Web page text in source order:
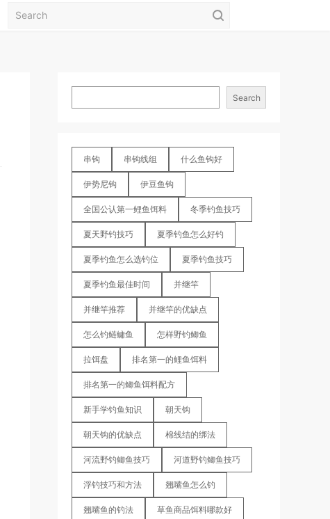
Search
串钩 串钩线组 什么鱼钩好
伊势尼钩 伊豆鱼钩
全国公认第一鲤鱼饵料 冬季钓鱼技巧
夏天野钓技巧 夏季钓鱼怎么好钓
夏季钓鱼怎么选钓位 夏季钓鱼技巧
夏季钓鱼最佳时间 并继竿
并继竿推荐 并继竿的优缺点
怎么钓鲢鳙鱼 怎样野钓鲫鱼
拉饵盘 排名第一的鲤鱼饵料
排名第一的鲫鱼饵料配方
新手学钓鱼知识 朝天钩
朝天钩的优缺点 棉线结的绑法
河流野钓鲫鱼技巧 河道野钓鲫鱼技巧
浮钓技巧和方法 翘嘴鱼怎么钓
翘嘴鱼的钓法 草鱼商品饵料哪款好